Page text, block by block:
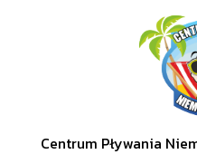
Centrum Pływania